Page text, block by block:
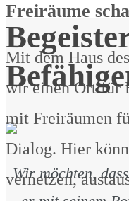
Freiräume
Mit dem Haus
wir einen Ort für
mit Freiräumen
Dialog. Hier
vernetzen,
Wir möchten,